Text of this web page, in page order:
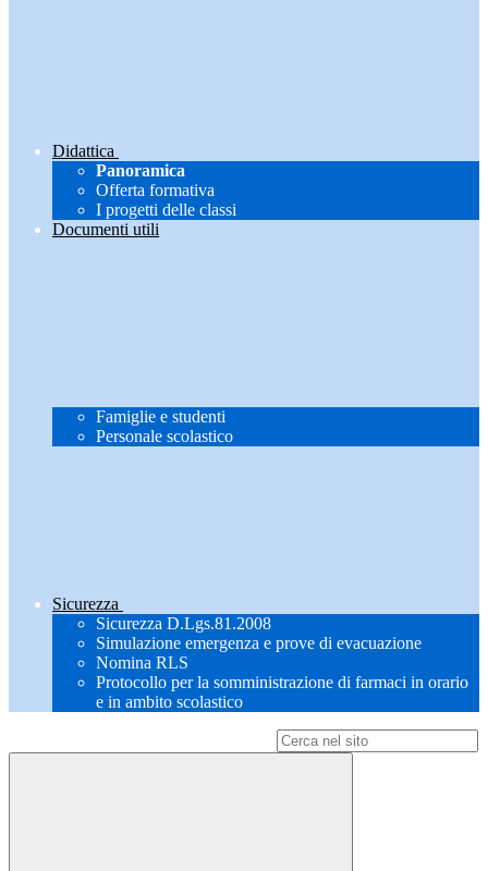
Didattica
Panoramica
Offerta formativa
I progetti delle classi
Documenti utili
Famiglie e studenti
Personale scolastico
Sicurezza
Sicurezza D.Lgs.81.2008
Simulazione emergenza e prove di evacuazione
Nomina RLS
Protocollo per la somministrazione di farmaci in orario
e in ambito scolastico